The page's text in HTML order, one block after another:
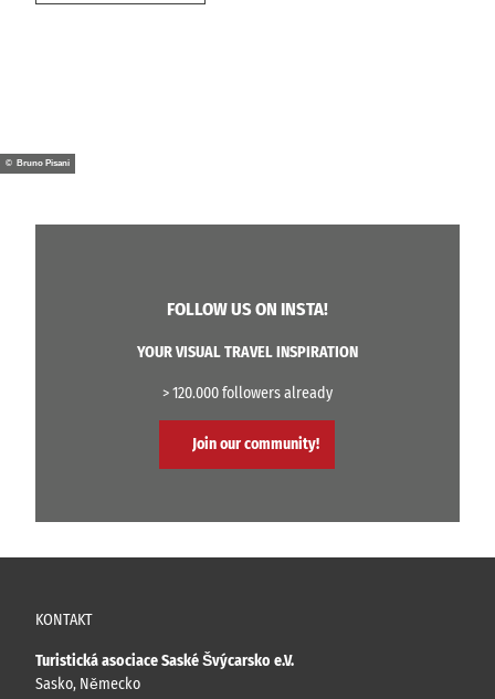
© Bruno Pisani
FOLLOW US ON INSTA!
YOUR VISUAL TRAVEL INSPIRATION
> 120.000 followers already
Join our community!
KONTAKT
Turistická asociace Saské Švýcarsko e.V.
Sasko, Německo